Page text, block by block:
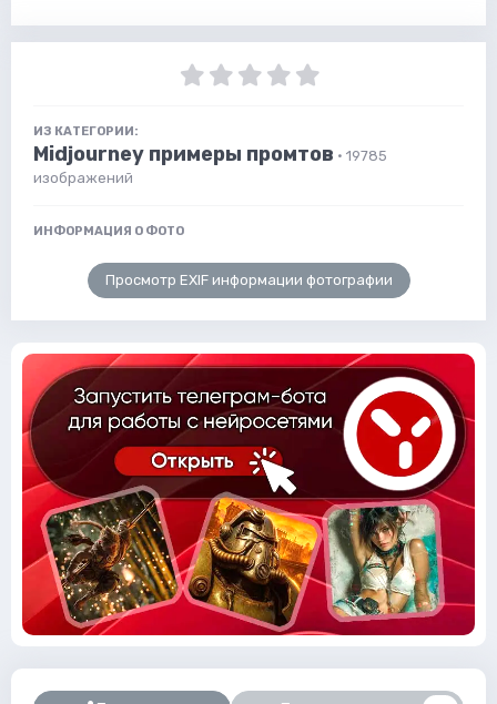
ИЗ КАТЕГОРИИ:
Midjourney примеры промтов · 19785
изображений
ИНФОРМАЦИЯ О ФОТО
Просмотр EXIF информации фотографии